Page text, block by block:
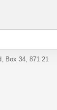
Box 34, 871 21